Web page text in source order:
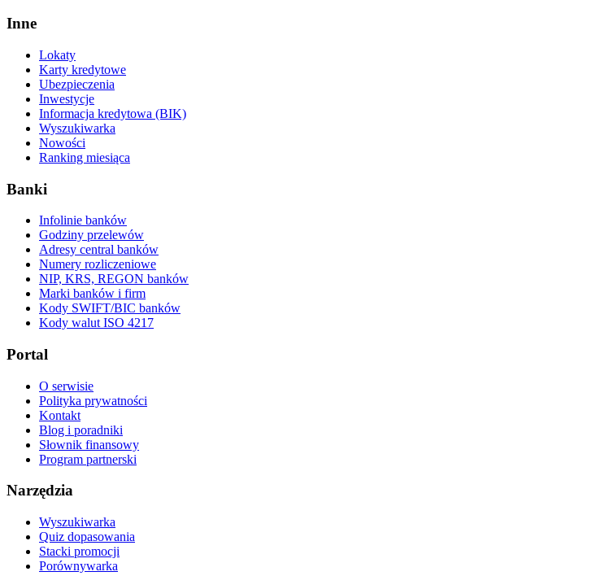
Inne
Lokaty
Karty kredytowe
Ubezpieczenia
Inwestycje
Informacja kredytowa (BIK)
Wyszukiwarka
Nowości
Ranking miesiąca
Banki
Infolinie banków
Godziny przelewów
Adresy central banków
Numery rozliczeniowe
NIP, KRS, REGON banków
Marki banków i firm
Kody SWIFT/BIC banków
Kody walut ISO 4217
Portal
O serwisie
Polityka prywatności
Kontakt
Blog i poradniki
Słownik finansowy
Program partnerski
Narzędzia
Wyszukiwarka
Quiz dopasowania
Stacki promocji
Porównywarka